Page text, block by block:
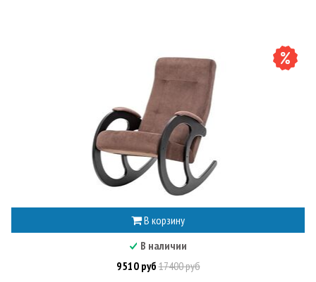
В корзину
В наличии
9510 руб17400 руб